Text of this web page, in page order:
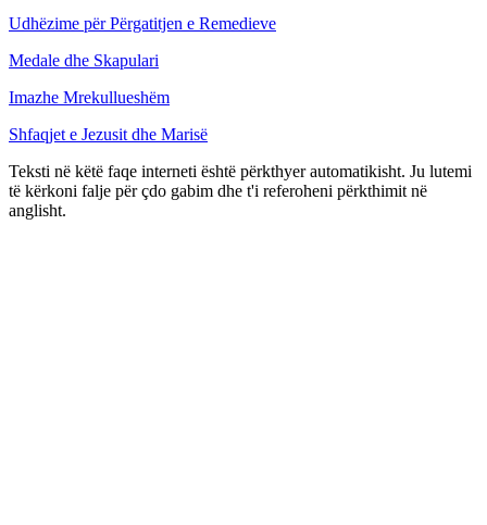
Udhëzime për Përgatitjen e Remedieve
Medale dhe Skapulari
Imazhe Mrekullueshëm
Shfaqjet e Jezusit dhe Marisë
Teksti në këtë faqe interneti është përkthyer automatikisht. Ju lutemi
të kërkoni falje për çdo gabim dhe t'i referoheni përkthimit në
anglisht.